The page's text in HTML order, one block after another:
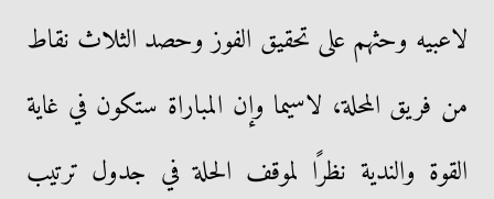
لاعبيه وحثهم على تحقيق الفوز وحصد الثلاث نقاط
من فريق المحلة، لاسيما وإن المباراة ستكون في غاية
القوة والندية نظرًا لموقف الحلة في جدول ترتيب